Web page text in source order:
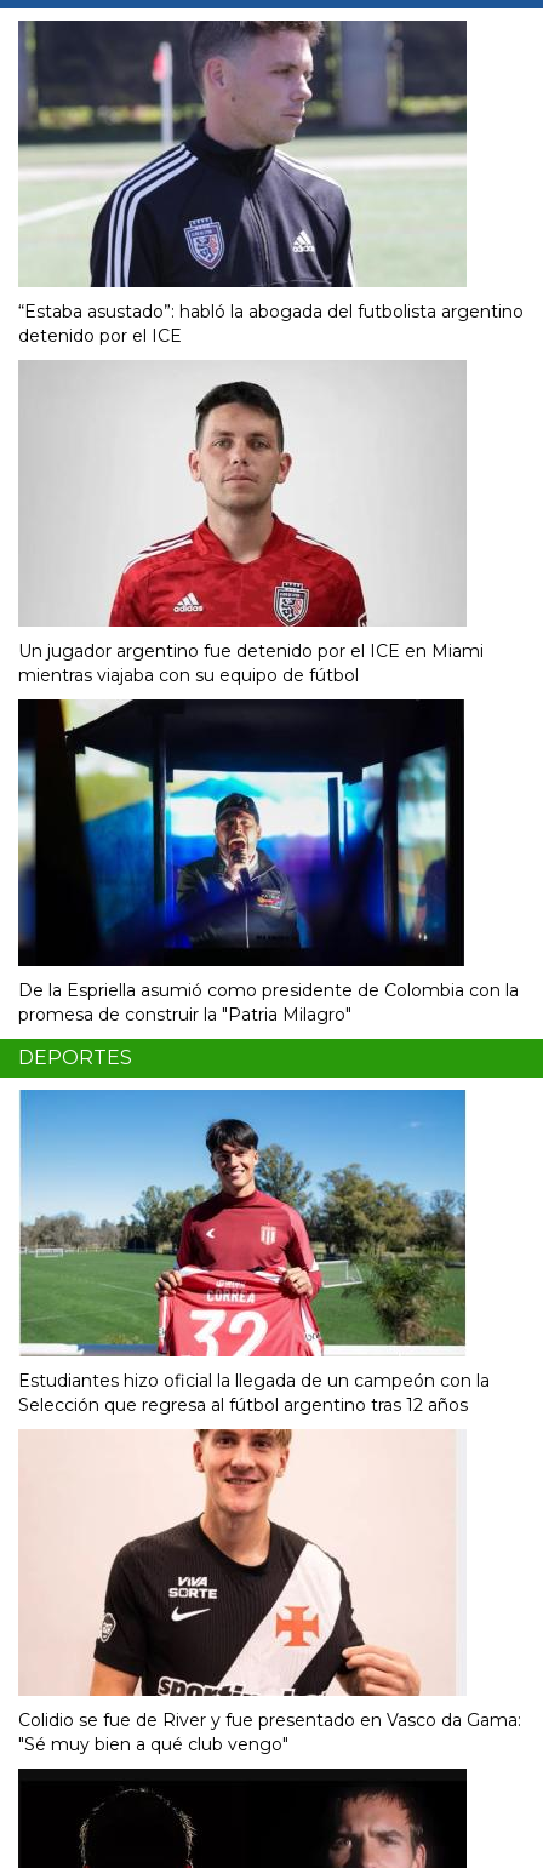
“Estaba asustado”: habló la abogada del futbolista argentino
detenido por el ICE
Un jugador argentino fue detenido por el ICE en Miami
mientras viajaba con su equipo de fútbol
De la Espriella asumió como presidente de Colombia con la
promesa de construir la "Patria Milagro"
DEPORTES
Estudiantes hizo oficial la llegada de un campeón con la
Selección que regresa al fútbol argentino tras 12 años
Colidio se fue de River y fue presentado en Vasco da Gama:
"Sé muy bien a qué club vengo"